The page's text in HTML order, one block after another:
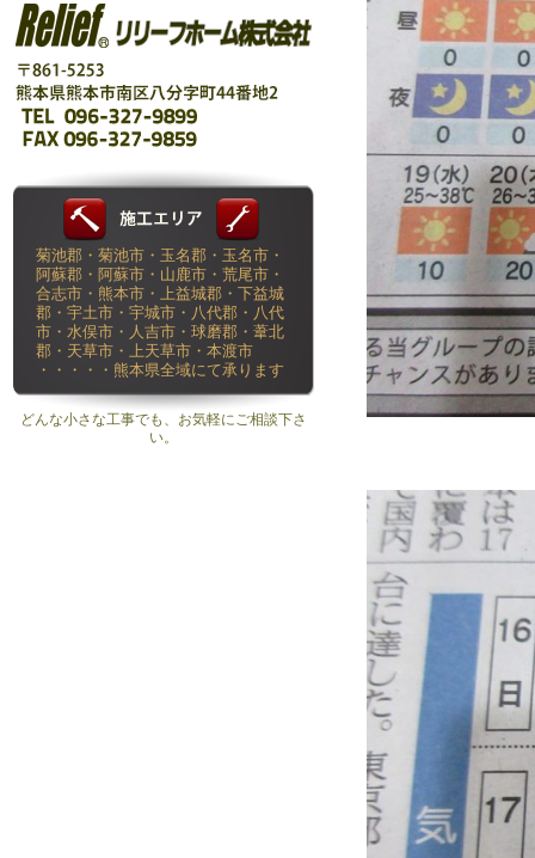
菊池郡・菊池市・玉名郡・玉名市・
阿蘇郡・阿蘇市・山鹿市・荒尾市・
合志市・熊本市・上益城郡・下益城
郡・宇土市・宇城市・八代郡・八代
市・水俣市・人吉市・球磨郡・葦北
郡・天草市・上天草市・本渡市
・・・・・熊本県全域にて承ります
どんな小さな工事でも、お気軽にご相談下さ
い。